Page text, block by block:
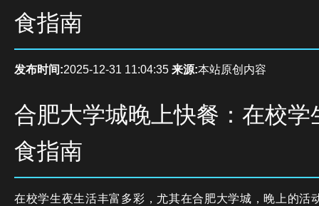
食指南
发布时间:2025-12-31 11:04:35 来源:本站原创内容
合肥大学城晚上快餐：在校学
食指南
在校学生夜生活丰富多彩，尤其在合肥大学城，晚上的活